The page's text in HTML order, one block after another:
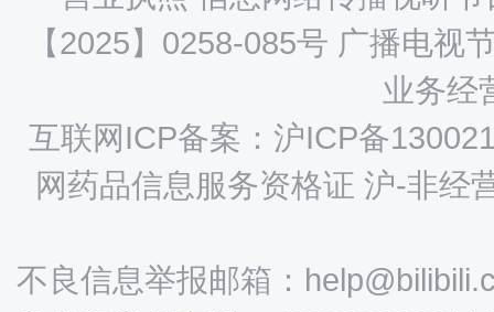
【2025】0258-085号 广播电视
业务经
互联网ICP备案：沪ICP备
网药品信息服务资格证 沪-非经
不良信息举报邮箱：